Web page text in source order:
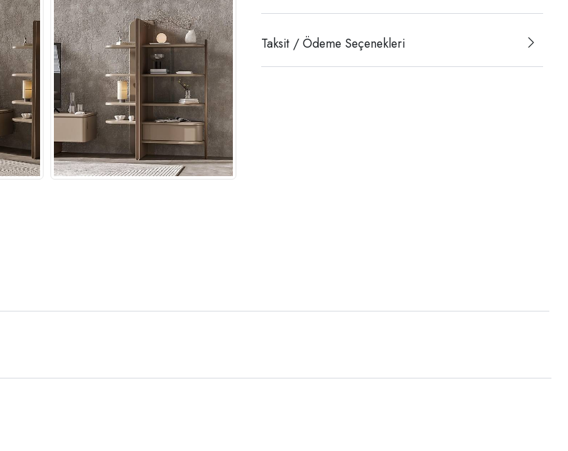
Taksit / Ödeme Seçenekleri